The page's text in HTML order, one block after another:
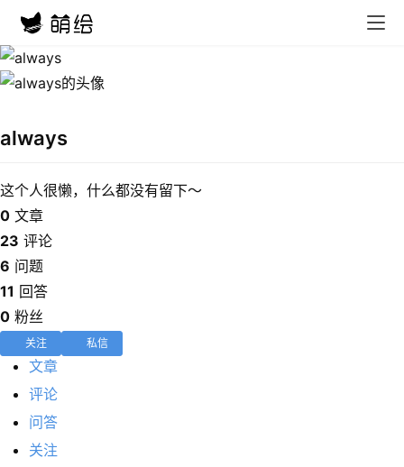
首
线
程
会
员
资
源
公
开
素
材
always
这个人很懒，什么都没有留下～
0 文章
23 评论
6 问题
11 回答
0 粉丝
关注 私信
文章
评论
问答
关注